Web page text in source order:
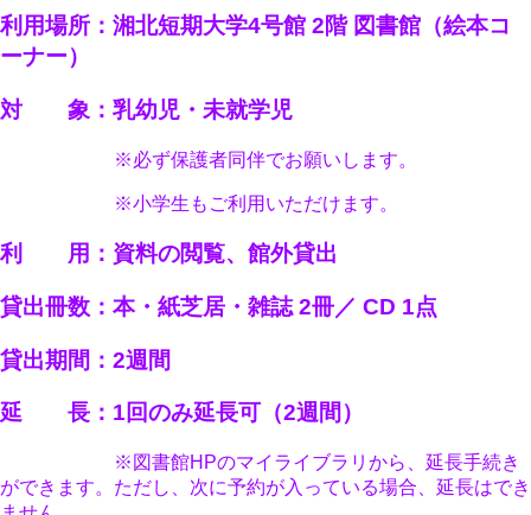
利用場所：湘北短期大学4号館 2階 図書館（絵本コ
ーナー）
対 象：乳幼児・未就学児
※必ず保護者同伴でお願いします。
※小学生もご利用いただけます。
利 用：資料の閲覧、館外貸出
貸出冊数：本・紙芝居・雑誌 2冊／ CD 1点
貸出期間：2週間
延 長：1回のみ延長可（2週間）
※図書館HPのマイライブラリから、延長手続き
ができます。ただし、次に予約が入っている場合、延長はでき